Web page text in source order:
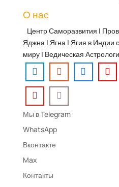
О нас
Центр Саморазвития |
Яджна | Ягна | Ягия в Индии
миру | Ведическая
Мы в Telegram
WhatsApp
Вконтакте
Max
Контакты